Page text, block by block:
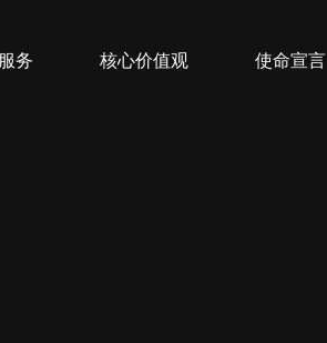
务 核心价值观 使命宣言